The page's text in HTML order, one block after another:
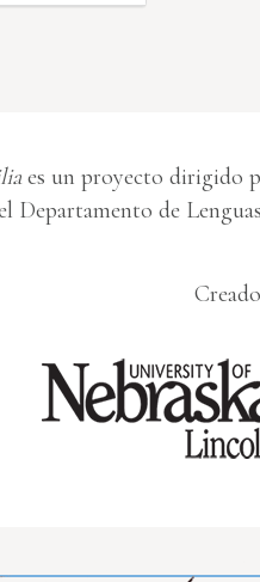
es un proyecto dirigido
Departamento de